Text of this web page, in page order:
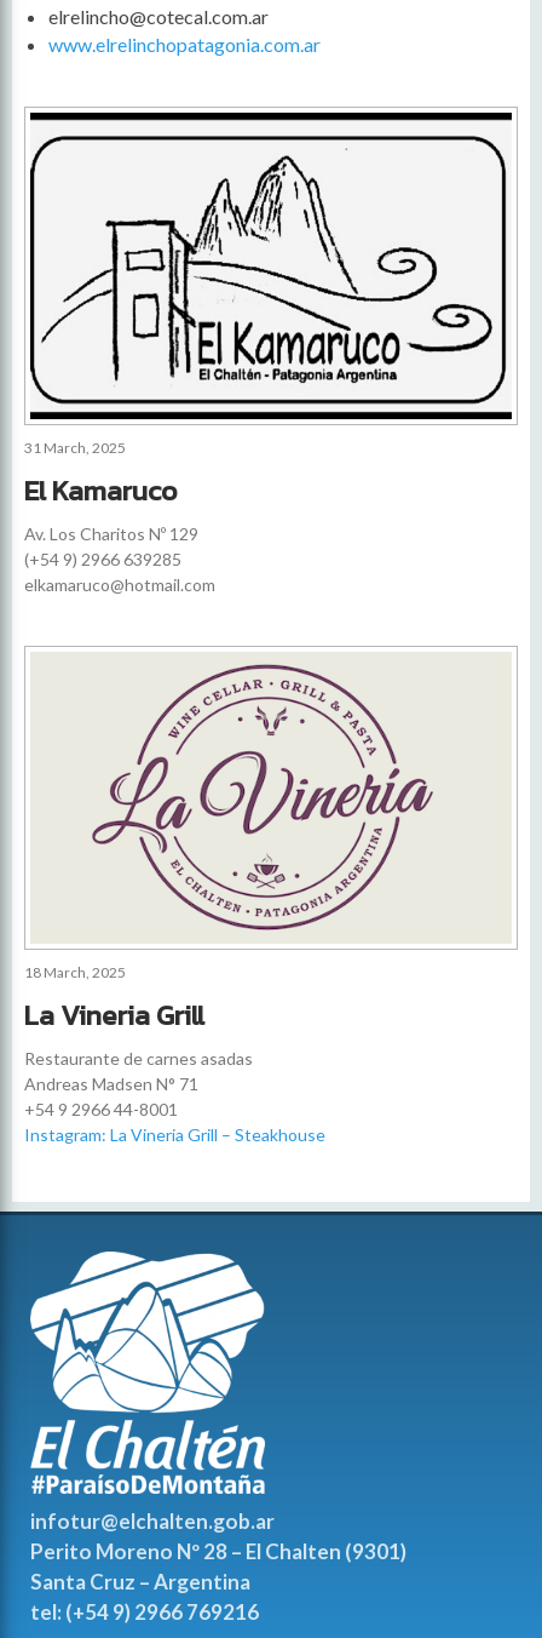
elrelincho@cotecal.com.ar
www.elrelinchopatagonia.com.ar
31 March, 2025
El Kamaruco
Av. Los Charitos Nº 129
(+54 9) 2966 639285
elkamaruco@hotmail.com
18 March, 2025
La Vineria Grill
Restaurante de carnes asadas
Andreas Madsen N° 71
+54 9 2966 44-8001
Instagram: La Vineria Grill – Steakhouse
infotur@elchalten.gob.ar
Perito Moreno Nº 28 – El Chalten (9301)
Santa Cruz – Argentina
tel: (+54 9) 2966 769216